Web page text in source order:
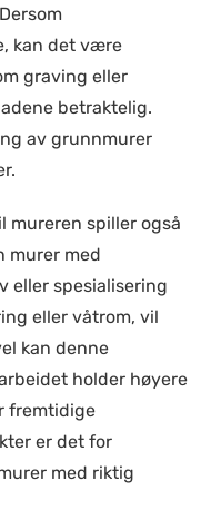
kan det være
graving eller
betraktelig.
av grunnmurer
mureren spiller også
murer med
eller spesialisering
eller våtrom, vil
kan denne
holder høyere
fremtidige
er det for
med riktig